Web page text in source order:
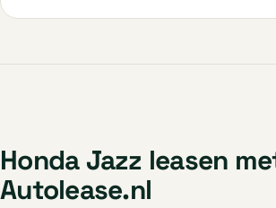
Honda Jazz leasen
Autolease.nl